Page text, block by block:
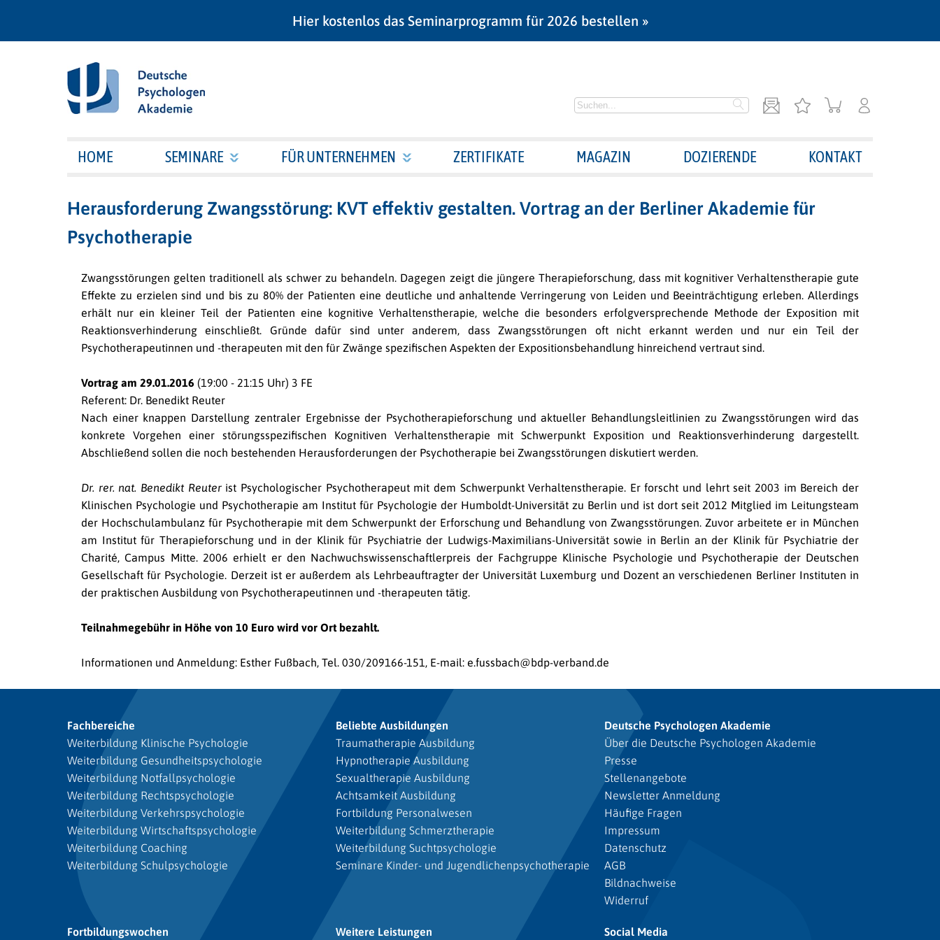
Hier kostenlos das Seminarprogramm für 2026 bestellen »
HOME SEMINARE FÜR UNTERNEHMEN ZERTIFIKATE MAGAZIN DOZIERENDE KONTAKT
Herausforderung Zwangsstörung: KVT effektiv gestalten. Vortrag an der Berliner Akademie für
Psychotherapie
Zwangsstörungen gelten traditionell als schwer zu behandeln. Dagegen zeigt die jüngere Therapieforschung, dass mit kognitiver Verhaltenstherapie gute
Effekte zu erzielen sind und bis zu 80% der Patienten eine deutliche und anhaltende Verringerung von Leiden und Beeinträchtigung erleben. Allerdings
erhält nur ein kleiner Teil der Patienten eine kognitive Verhaltenstherapie, welche die besonders erfolgversprechende Methode der Exposition mit
Reaktionsverhinderung einschließt. Gründe dafür sind unter anderem, dass Zwangsstörungen oft nicht erkannt werden und nur ein Teil der
Psychotherapeutinnen und -therapeuten mit den für Zwänge spezifischen Aspekten der Expositionsbehandlung hinreichend vertraut sind.
Vortrag am 29.01.2016 (19:00 - 21:15 Uhr) 3 FE
Referent: Dr. Benedikt Reuter
Nach einer knappen Darstellung zentraler Ergebnisse der Psychotherapieforschung und aktueller Behandlungsleitlinien zu Zwangsstörungen wird das
konkrete Vorgehen einer störungsspezifischen Kognitiven Verhaltenstherapie mit Schwerpunkt Exposition und Reaktionsverhinderung dargestellt.
Abschließend sollen die noch bestehenden Herausforderungen der Psychotherapie bei Zwangsstörungen diskutiert werden.
Dr. rer. nat. Benedikt Reuterist Psychologischer Psychotherapeut mit dem Schwerpunkt Verhaltenstherapie. Er forscht und lehrt seit 2003 im Bereich der
Klinischen Psychologie und Psychotherapie am Institut für Psychologie der Humboldt-Universität zu Berlin und ist dort seit 2012 Mitglied im Leitungsteam
der Hochschulambulanz für Psychotherapie mit dem Schwerpunkt der Erforschung und Behandlung von Zwangsstörungen. Zuvor arbeitete er in München
am Institut für Therapieforschung und in der Klinik für Psychiatrie der Ludwigs-Maximilians-Universität sowie in Berlin an der Klinik für Psychiatrie der
Charité, Campus Mitte. 2006 erhielt er den Nachwuchswissenschaftlerpreis der Fachgruppe Klinische Psychologie und Psychotherapie der Deutschen
Gesellschaft für Psychologie. Derzeit ist er außerdem als Lehrbeauftragter der Universität Luxemburg und Dozent an verschiedenen Berliner Instituten in
der praktischen Ausbildung von Psychotherapeutinnen und -therapeuten tätig.
Teilnahmegebühr in Höhe von 10 Euro wird vor Ort bezahlt.
Informationen und Anmeldung: Esther Fußbach, Tel. 030/209166-151, E-mail: e.fussbach@bdp-verband.de
Fachbereiche
Weiterbildung Klinische Psychologie
Weiterbildung Gesundheitspsychologie
Weiterbildung Notfallpsychologie
Weiterbildung Rechtspsychologie
Weiterbildung Verkehrspsychologie
Weiterbildung Wirtschaftspsychologie
Weiterbildung Coaching
Weiterbildung Schulpsychologie
Beliebte Ausbildungen
Traumatherapie Ausbildung
Hypnotherapie Ausbildung
Sexualtherapie Ausbildung
Achtsamkeit Ausbildung
Fortbildung Personalwesen
Weiterbildung Schmerztherapie
Weiterbildung Suchtpsychologie
Seminare Kinder- und Jugendlichenpsychotherapie
Deutsche Psychologen Akademie
Über die Deutsche Psychologen Akademie
Presse
Stellenangebote
Newsletter Anmeldung
Häufige Fragen
Impressum
Datenschutz
AGB
Bildnachweise
Widerruf
Fortbildungswochen Weitere Leistungen Social Media